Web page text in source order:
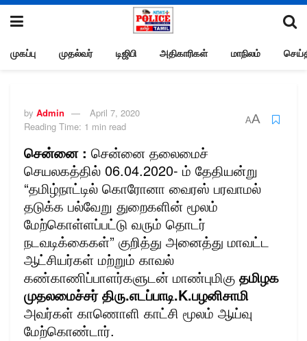
முகப்பு முதல்வர் டிஜிபி அதிகாரிகள் மாநிலம்
by Admin
April 7, 2020
Reading Time: 1 min read
AA
சென்னை : சென்னை தலைமைச்
செயலகத்தில் 06.04.2020- ம் தேதியன்று
“தமிழ்நாட்டில் கொரோனா வைரஸ் பரவாமல்
தடுக்க பல்வேறு துறைகளின் மூலம்
மேற்கொள்ளப்பட்டு வரும் தொடர்
நடவடிக்கைகள்” குறித்து அனைத்து மாவட்ட
ஆட்சியர்கள் மற்றும் காவல்
கண்காணிப்பாளர்களுடன் மாண்புமிகு தமிழக
முதலமைச்சர் திரு.எடப்பாடி.K.பழனிசாமி
அவர்கள் காணொளி காட்சி மூலம் ஆய்வு
மேற்கொண்டார்.